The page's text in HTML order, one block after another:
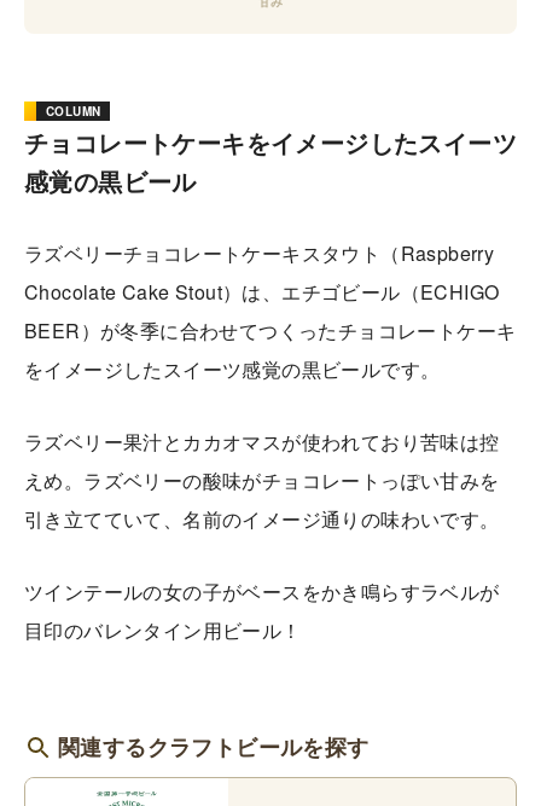
COLUMN
チョコレートケーキをイメージしたスイーツ
感覚の黒ビール
ラズベリーチョコレートケーキスタウト（Raspberry
Chocolate Cake Stout）は、エチゴビール（ECHIGO
BEER）が冬季に合わせてつくったチョコレートケーキ
をイメージしたスイーツ感覚の黒ビールです。
ラズベリー果汁とカカオマスが使われており苦味は控
えめ。ラズベリーの酸味がチョコレートっぽい甘みを
引き立てていて、名前のイメージ通りの味わいです。
ツインテールの女の子がベースをかき鳴らすラベルが
目印のバレンタイン用ビール！
関連するクラフトビールを探す